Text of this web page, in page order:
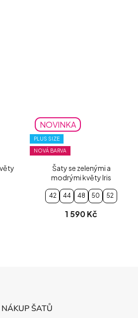
NOVINKA
PLUS SIZE
NOVÁ BARVA
Šaty se zelenými a
modrými květy Iris
42 44 48 50 52
1 590 Kč
NÁKUP ŠATŮ